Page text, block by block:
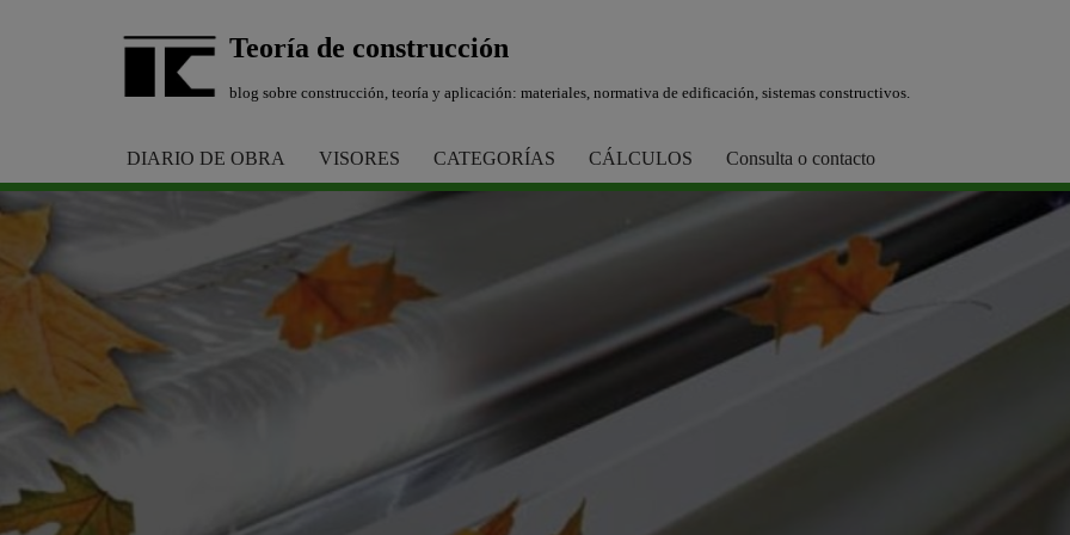
Teoría de construcción
blog sobre construcción, teoría y aplicación: materiales, normativa de edificación, sistemas constructivos.
DIARIO DE OBRA VISORES CATEGORÍAS CÁLCULOS Consulta o contacto